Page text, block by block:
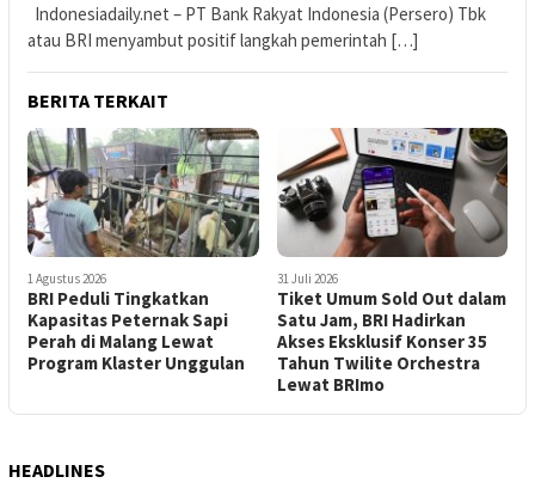
Indonesiadaily.net – PT Bank Rakyat Indonesia (Persero) Tbk
atau BRI menyambut positif langkah pemerintah […]
BERITA TERKAIT
1 Agustus 2026
BRI Peduli Tingkatkan
Kapasitas Peternak Sapi
Perah di Malang Lewat
Program Klaster Unggulan
31 Juli 2026
Tiket Umum Sold Out dalam
Satu Jam, BRI Hadirkan
Akses Eksklusif Konser 35
Tahun Twilite Orchestra
Lewat BRImo
HEADLINES